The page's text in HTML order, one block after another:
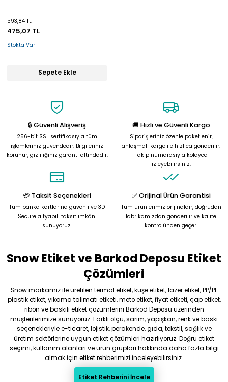
593,84 TL
475,07 TL
Stokta Var
Sepete Ekle
🔒 Güvenli Alışveriş
256-bit SSL sertifikasıyla tüm
işlemleriniz güvendedir. Bilgileriniz
korunur, gizliliğiniz garanti altındadır.
🚚 Hızlı ve Güvenli Kargo
Siparişleriniz özenle paketlenir,
anlaşmalı kargo ile hızlıca gönderilir.
Takip numarasıyla kolayca
izleyebilirsiniz.
💳 Taksit Seçenekleri
Tüm banka kartlarına güvenli ve 3D
Secure altyapılı taksit imkânı
sunuyoruz.
✅ Orijinal Ürün Garantisi
Tüm ürünlerimiz orijinaldir, doğrudan
fabrikamızdan gönderilir ve kalite
kontrolünden geçer.
Snow Etiket ve Barkod Deposu Etiket
Çözümleri
Snow markamız ile üretilen termal etiket, kuşe etiket, lazer etiket, PP/PE
plastik etiket, yıkama talimatı etiketi, meto etiket, fiyat etiketi, çap etiket,
ribon ve baskılı etiket çözümlerini Barkod Deposu üzerinden
müşterilerimize sunuyoruz. Farklı ölçü, sarım, yapışkan, renk ve baskı
seçenekleriyle e-ticaret, lojistik, perakende, gıda, tekstil, sağlık ve
üretim sektörlerine uygun etiket çözümleri hazırlıyoruz. Doğru etiket
seçimi, kullanım alanları ve ürün grupları hakkında daha fazla bilgi
almak için etiket rehberimizi inceleyebilirsiniz.
Etiket Rehberini İncele